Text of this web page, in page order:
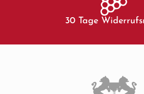
30 Tage